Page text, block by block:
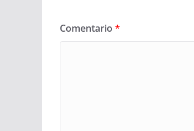
Comentario *